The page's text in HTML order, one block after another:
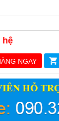
hệ
NGAY